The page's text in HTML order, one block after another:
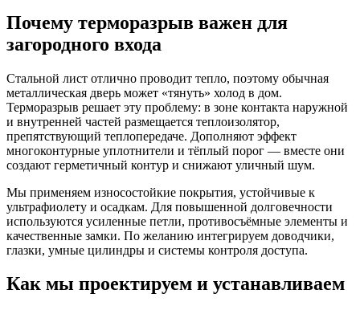
Почему терморазрыв важен для
загородного входа
Стальной лист отлично проводит тепло, поэтому обычная
металлическая дверь может «тянуть» холод в дом.
Терморазрыв решает эту проблему: в зоне контакта наружной
и внутренней частей размещается теплоизолятор,
препятствующий теплопередаче. Дополняют эффект
многоконтурные уплотнители и тёплый порог — вместе они
создают герметичный контур и снижают уличный шум.
Мы применяем износостойкие покрытия, устойчивые к
ультрафиолету и осадкам. Для повышенной долговечности
используются усиленные петли, противосъёмные элементы и
качественные замки. По желанию интегрируем доводчики,
глазки, умные цилиндры и системы контроля доступа.
Как мы проектируем и устанавливаем